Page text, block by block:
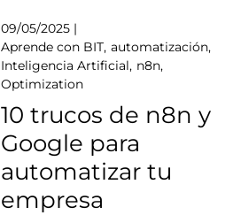
09/05/2025
Aprende con BIT automatización
Inteligencia Artificial n8n
Optimization
10 trucos de n8n y
Google para
automatizar tu
empresa